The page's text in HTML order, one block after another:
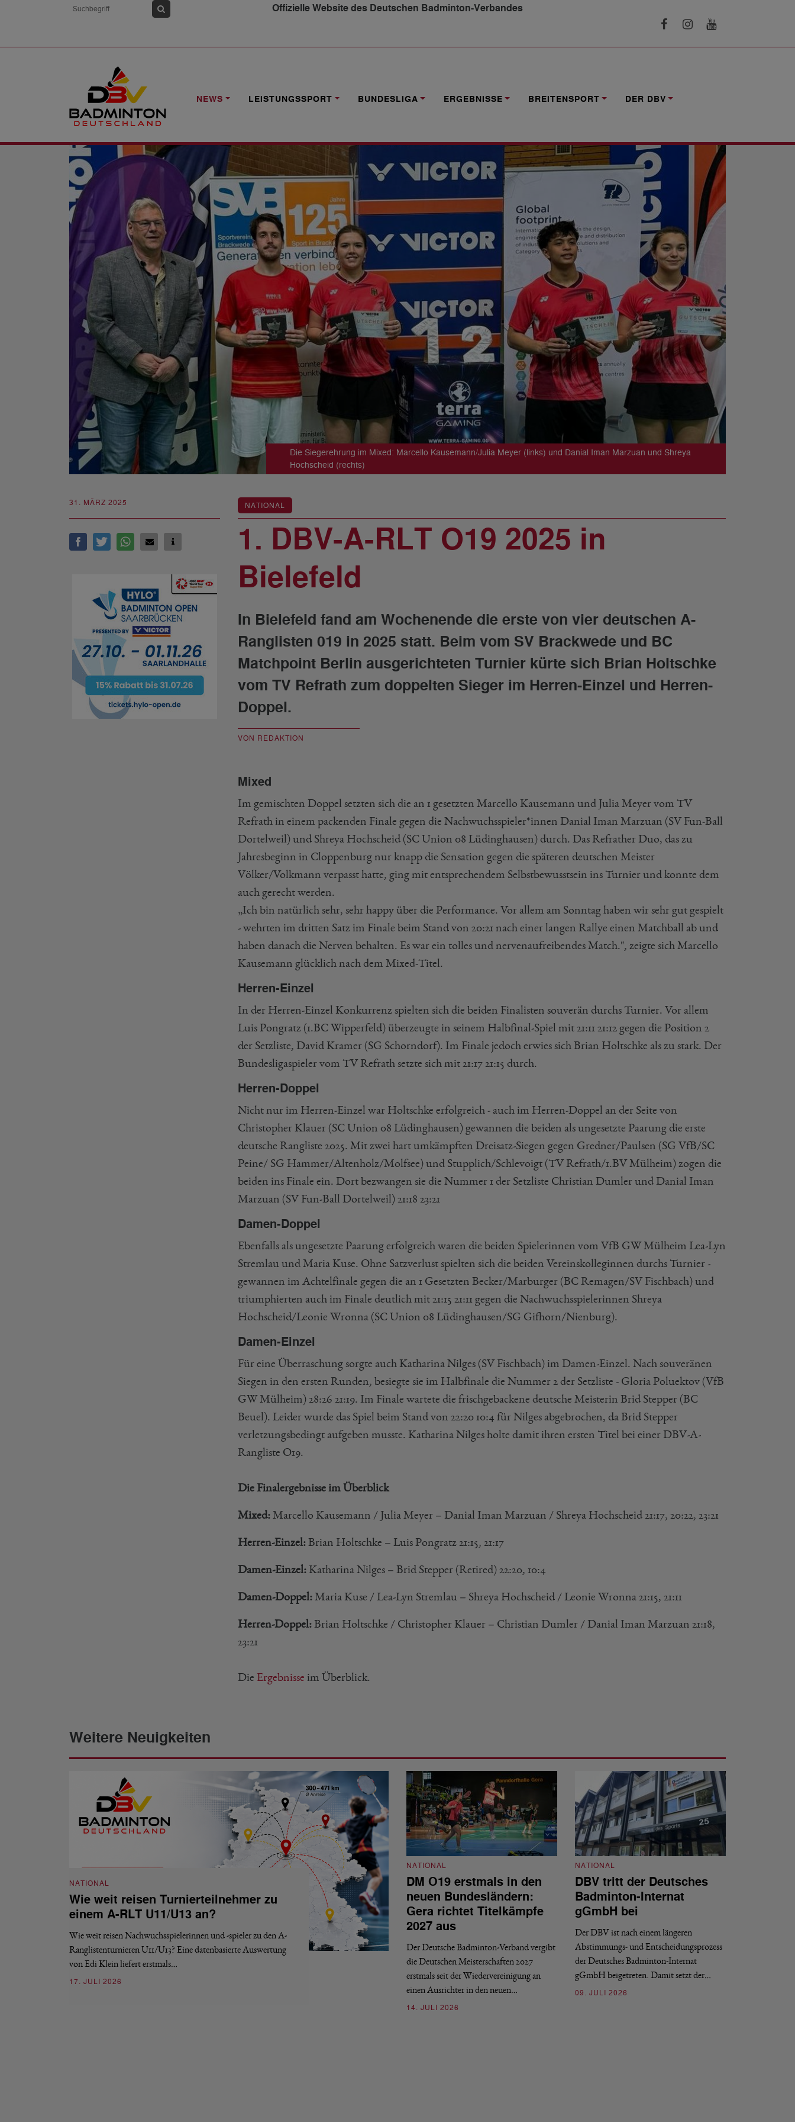
Offizielle Website des Deutschen Badminton-Verbandes
NEWS LEISTUNGSSPORT BUNDESLIGA ERGEBNISSE BREITENSPORT DER DBV
NEWS
Die Siegerehrung im Mixed: Marcello Kausemann/Julia Meyer (links) und Danial Iman Marzuan und Shreya
Hochscheid (rechts)
31. MÄRZ 2025 NATIONAL
1. DBV-A-RLT O19 2025 in
Bielefeld
In Bielefeld fand am Wochenende die erste von vier deutschen A-
Ranglisten 019 in 2025 statt. Beim vom SV Brackwede und BC
Matchpoint Berlin ausgerichteten Turnier kürte sich Brian Holtschke
vom TV Refrath zum doppelten Sieger im Herren-Einzel und Herren-
Doppel.
VON REDAKTION
Mixed
Im gemischten Doppel setzten sich die an 1 gesetzten Marcello Kausemann und Julia Meyer vom TV
Refrath in einem packenden Finale gegen die Nachwuchsspieler*innen Danial Iman Marzuan (SV Fun-Ball
Dortelweil) und Shreya Hochscheid (SC Union 08 Lüdinghausen) durch. Das Refrather Duo, das zu
Jahresbeginn in Cloppenburg nur knapp die Sensation gegen die späteren deutschen Meister
Völker/Volkmann verpasst hatte, ging mit entsprechendem Selbstbewusstsein ins Turnier und konnte dem
auch gerecht werden.
„Ich bin natürlich sehr, sehr happy über die Performance. Vor allem am Sonntag haben wir sehr gut gespielt
- wehrten im dritten Satz im Finale beim Stand von 20:21 nach einer langen Rallye einen Matchball ab und
haben danach die Nerven behalten. Es war ein tolles und nervenaufreibendes Match.", zeigte sich Marcello
Kausemann glücklich nach dem Mixed-Titel.
Herren-Einzel
In der Herren-Einzel Konkurrenz spielten sich die beiden Finalisten souverän durchs Turnier. Vor allem
Luis Pongratz (1.BC Wipperfeld) überzeugte in seinem Halbfinal-Spiel mit 21:11 21:12 gegen die Position 2
der Setzliste, David Kramer (SG Schorndorf). Im Finale jedoch erwies sich Brian Holtschke als zu stark. Der
Bundesligaspieler vom TV Refrath setzte sich mit 21:17 21:15 durch.
Herren-Doppel
Nicht nur im Herren-Einzel war Holtschke erfolgreich - auch im Herren-Doppel an der Seite von
Christopher Klauer (SC Union 08 Lüdinghausen) gewannen die beiden als ungesetzte Paarung die erste
deutsche Rangliste 2025. Mit zwei hart umkämpften Dreisatz-Siegen gegen Gredner/Paulsen (SG VfB/SC
Peine/ SG Hammer/Altenholz/Molfsee) und Stupplich/Schlevoigt (TV Refrath/1.BV Mülheim) zogen die
beiden ins Finale ein. Dort bezwangen sie die Nummer 1 der Setzliste Christian Dumler und Danial Iman
Marzuan (SV Fun-Ball Dortelweil) 21:18 23:21
Damen-Doppel
Ebenfalls als ungesetzte Paarung erfolgreich waren die beiden Spielerinnen vom VfB GW Mülheim Lea-Lyn
Stremlau und Maria Kuse. Ohne Satzverlust spielten sich die beiden Vereinskolleginnen durchs Turnier -
gewannen im Achtelfinale gegen die an 1 Gesetzten Becker/Marburger (BC Remagen/SV Fischbach) und
triumphierten auch im Finale deutlich mit 21:15 21:11 gegen die Nachwuchsspielerinnen Shreya
Hochscheid/Leonie Wronna (SC Union 08 Lüdinghausen/SG Gifhorn/Nienburg).
Damen-Einzel
Für eine Überraschung sorgte auch Katharina Nilges (SV Fischbach) im Damen-Einzel. Nach souveränen
Siegen in den ersten Runden, besiegte sie im Halbfinale die Nummer 2 der Setzliste - Gloria Poluektov (VfB
GW Mülheim) 28:26 21:19. Im Finale wartete die frischgebackene deutsche Meisterin Brid Stepper (BC
Beuel). Leider wurde das Spiel beim Stand von 22:20 10:4 für Nilges abgebrochen, da Brid Stepper
verletzungsbedingt aufgeben musste. Katharina Nilges holte damit ihren ersten Titel bei einer DBV-A-
Rangliste O19.
Die Finalergebnisse im Überblick
Mixed: Marcello Kausemann / Julia Meyer – Danial Iman Marzuan / Shreya Hochscheid 21:17, 20:22, 23:21
Herren-Einzel: Brian Holtschke – Luis Pongratz 21:15, 21:17
Damen-Einzel: Katharina Nilges – Brid Stepper (Retired) 22:20, 10:4
Damen-Doppel: Maria Kuse / Lea-Lyn Stremlau – Shreya Hochscheid / Leonie Wronna 21:15, 21:11
Herren-Doppel: Brian Holtschke / Christopher Klauer – Christian Dumler / Danial Iman Marzuan 21:18,
23:21
Die Ergebnisse im Überblick.
Weitere Neuigkeiten
NATIONAL
Wie weit reisen Turnierteilnehmer zu
einem A-RLT U11/U13 an?
Wie weit reisen Nachwuchsspielerinnen und -spieler zu den A-
Ranglistenturnieren U11/U13? Eine datenbasierte Auswertung
von Edi Klein liefert erstmals…
17. JULI 2026
NATIONAL
DM O19 erstmals in den
neuen Bundesländern:
Gera richtet Titelkämpfe
2027 aus
Der Deutsche Badminton-Verband vergibt
die Deutschen Meisterschaften 2027
erstmals seit der Wiedervereinigung an
einen Ausrichter in den neuen…
14. JULI 2026
NATIONAL
DBV tritt der Deutsches
Badminton-Internat
gGmbH bei
Der DBV ist nach einem längeren
Abstimmungs- und Entscheidungsprozess
der Deutsches Badminton-Internat
gGmbH beigetreten. Damit setzt der…
09. JULI 2026